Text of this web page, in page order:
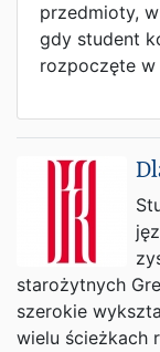
przedmioty,
gdy student
rozpoczęte w
starożytnych
szerokie
wielu ścieżkach